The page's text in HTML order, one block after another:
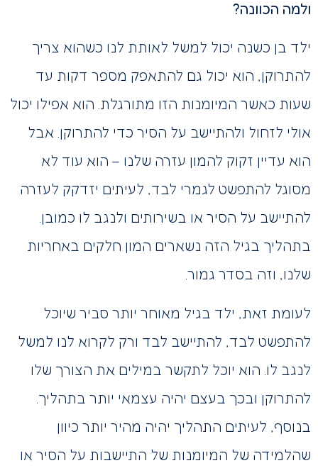
ולמה הכוונה?
ילד בן כשנה יכול למשל לאותת לנו כשהוא צריך
להתרוקן, הוא יכול גם להתאפק מספר דקות עד
שעות כאשר המיומנות הזו מתורגלת. הוא אפילו יכול
אולי לזחול ולהתיישב על הסיר כדי להתרוקן. אבל
הוא עדיין זקוק להמון עזרה שלנו – הוא עוד לא
מסוגל להתפשט לגמרי לבד, לעיתים יזדקק לעזרה
להתיישב על הסיר או בשירותים ולנגב לו כמובן.
בתהליך בגיל הזה נשארים המון חלקים באחריות
שלנו, וזה בסדר גמור.
לעומת זאת, ילד בגיל מאוחר יותר סביר שיוכל
להתפשט לבד, להתיישב לבד ורק לקרוא לנו למשל
לנגב לו. הוא יוכל לתקשר במילים את הצורך שלו
להתרוקן ובכך בעצם יהיה עצמאי יותר בתהליך.
בנוסף, לעיתים התהליך יהיה מהיר יותר כיוון
שהלמידה של המיומנות של התיישבות על הסיר או